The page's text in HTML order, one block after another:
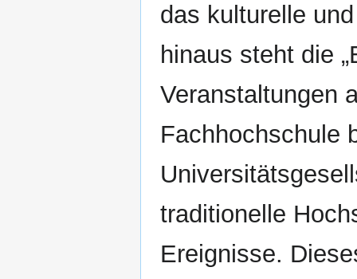
das kulturelle
hinaus steht die
Veranstaltungen
Fachhochschule
traditionelle
Ereignisse.